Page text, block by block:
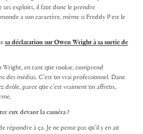
ses exploits, il faut donc le prendre
a son caractère, même si Freddy P est le
sa déclaration sur Owen Wright à sa sortie de
en tant que rookie, comprend
des médias. C’est un vrai professionnel. Dane
drôle, parce que c’est vraiment un affreux,
eux devant la caméra ?
répondre à ça. Je ne pense pas qu’il y en ait